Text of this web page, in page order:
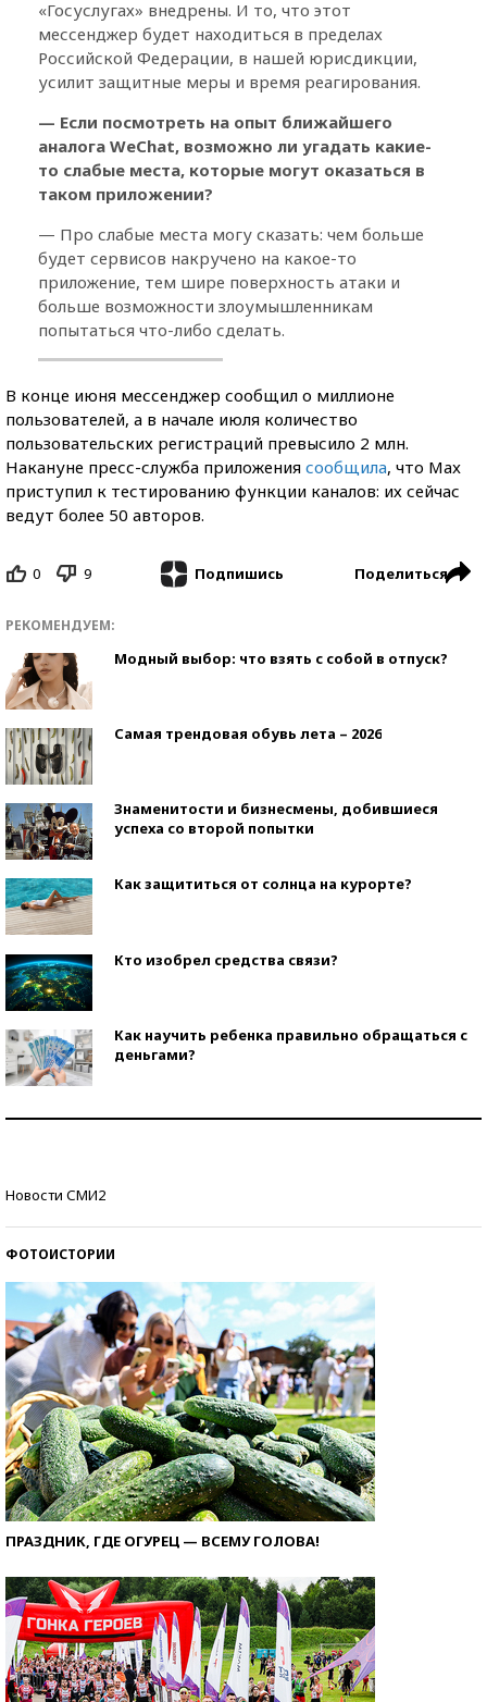
«Госуслугах» внедрены. И то, что этот
мессенджер будет находиться в пределах
Российской Федерации, в нашей юрисдикции,
усилит защитные меры и время реагирования.
— Если посмотреть на опыт ближайшего
аналога WeChat, возможно ли угадать какие-
то слабые места, которые могут оказаться в
таком приложении?
— Про слабые места могу сказать: чем больше
будет сервисов накручено на какое-то
приложение, тем шире поверхность атаки и
больше возможности злоумышленникам
попытаться что-либо сделать.
В конце июня мессенджер сообщил о миллионе
пользователей, а в начале июля количество
пользовательских регистраций превысило 2 млн.
Накануне пресс-служба приложения сообщила, что Max
приступил к тестированию функции каналов: их сейчас
ведут более 50 авторов.
0 9 Подпишись Поделиться
РЕКОМЕНДУЕМ:
Модный выбор: что взять с собой в отпуск?
Самая трендовая обувь лета – 2026
Знаменитости и бизнесмены, добившиеся
успеха со второй попытки
Как защититься от солнца на курорте?
Кто изобрел средства связи?
Как научить ребенка правильно обращаться с
деньгами?
Новости СМИ2
ФОТОИСТОРИИ
ПРАЗДНИК, ГДЕ ОГУРЕЦ — ВСЕМУ ГОЛОВА!